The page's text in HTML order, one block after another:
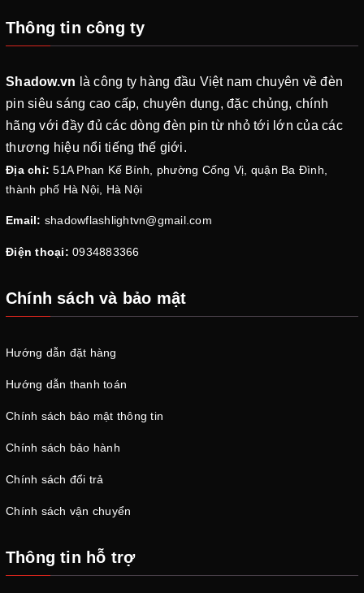
Thông tin công ty
Shadow.vn là công ty hàng đầu Việt nam chuyên về đèn
pin siêu sáng cao cấp, chuyên dụng, đặc chủng, chính
hãng với đầy đủ các dòng đèn pin từ nhỏ tới lớn của các
thương hiệu nổi tiếng thế giới.
Địa chỉ: 51A Phan Kế Bính, phường Cống Vị, quận Ba Đình,
thành phố Hà Nội, Hà Nội
Email: shadowflashlightvn@gmail.com
Điện thoại: 0934883366
Chính sách và bảo mật
Hướng dẫn đặt hàng
Hướng dẫn thanh toán
Chính sách bảo mật thông tin
Chính sách bảo hành
Chính sách đổi trả
Chính sách vận chuyển
Thông tin hỗ trợ